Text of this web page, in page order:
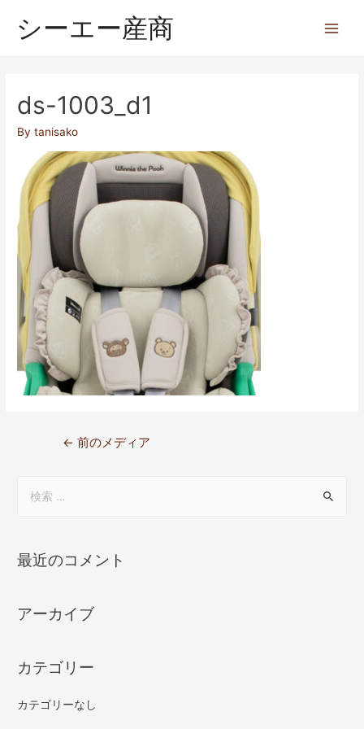
シーエー産商
ds-1003_d1
Bytanisako
← 前のメディア
最近のコメント
アーカイブ
カテゴリー
カテゴリーなし